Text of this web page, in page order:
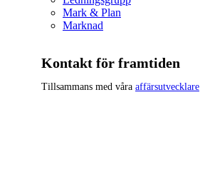
Mark & Plan
Marknad
Kontakt för framtiden
Tillsammans med våra affärsutvecklare